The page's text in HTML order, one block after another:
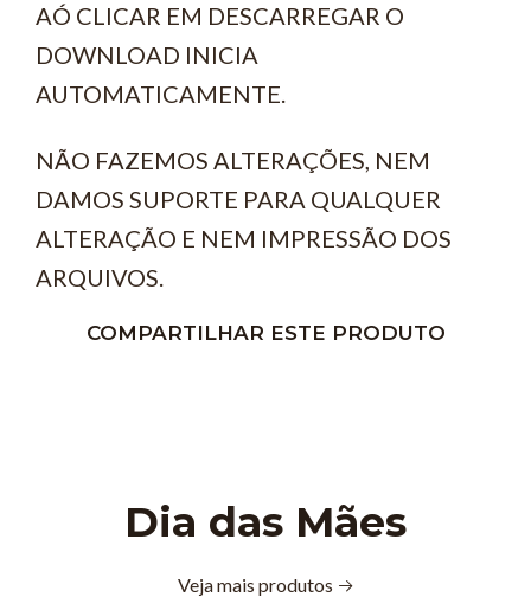
AÓ CLICAR EM DESCARREGAR O
DOWNLOAD INICIA
AUTOMATICAMENTE.
NÃO FAZEMOS ALTERAÇÕES, NEM
DAMOS SUPORTE PARA QUALQUER
ALTERAÇÃO E NEM IMPRESSÃO DOS
ARQUIVOS.
COMPARTILHAR ESTE PRODUTO
Dia das Mães
Veja mais produtos